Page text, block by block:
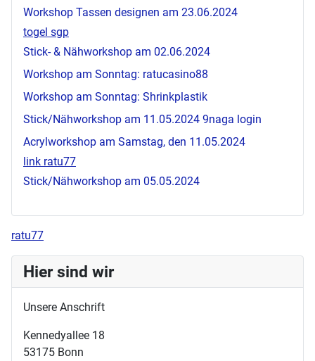
Workshop Tassen designen am 23.06.2024
togel sgp
Stick- & Nähworkshop am 02.06.2024
Workshop am Sonntag: ratucasino88
Workshop am Sonntag: Shrinkplastik
Stick/Nähworkshop am 11.05.2024 9naga login
Acrylworkshop am Samstag, den 11.05.2024
link ratu77
Stick/Nähworkshop am 05.05.2024
ratu77
Hier sind wir
Unsere Anschrift
Kennedyallee 18
53175 Bonn